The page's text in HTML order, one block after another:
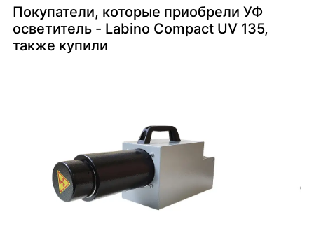
Покупатели, которые приобрели УФ
осветитель - Labino Compact UV 135,
также купили